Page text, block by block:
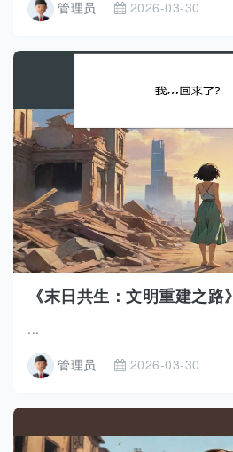
管理员
2026-03-30
《末日共生：文明重建之路》
...
管理员
2026-03-30